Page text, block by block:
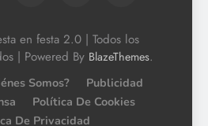
en festa 2.0 | Todos los
| Powered By BlazeThemes.
Somos?
Publicidad
Política De Cookies
De Privacidad